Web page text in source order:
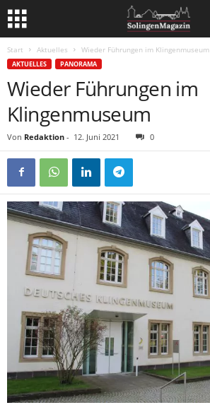
Start Aktuelles Wieder Führungen im Klingenmuseum
AKTUELLES PANORAMA
Wieder Führungen im
Klingenmuseum
Von Redaktion - 12. Juni 2021 0